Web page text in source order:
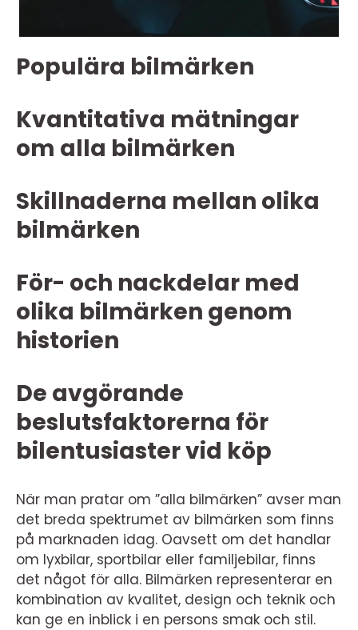
Populära bilmärken
Kvantitativa mätningar
om alla bilmärken
Skillnaderna mellan olika
bilmärken
För- och nackdelar med
olika bilmärken genom
historien
De avgörande
beslutsfaktorerna för
bilentusiaster vid köp
När man pratar om ”alla bilmärken” avser man
det breda spektrumet av bilmärken som finns
på marknaden idag. Oavsett om det handlar
om lyxbilar, sportbilar eller familjebilar, finns
det något för alla. Bilmärken representerar en
kombination av kvalitet, design och teknik och
kan ge en inblick i en persons smak och stil.